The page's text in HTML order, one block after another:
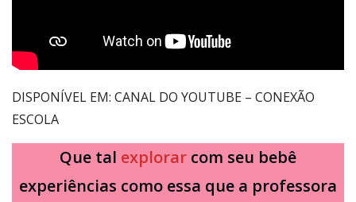
DISPONÍVEL EM: CANAL DO YOUTUBE – CONEXÃO
ESCOLA
Que tal explorar com seu bebê
experiências como essa que a professora